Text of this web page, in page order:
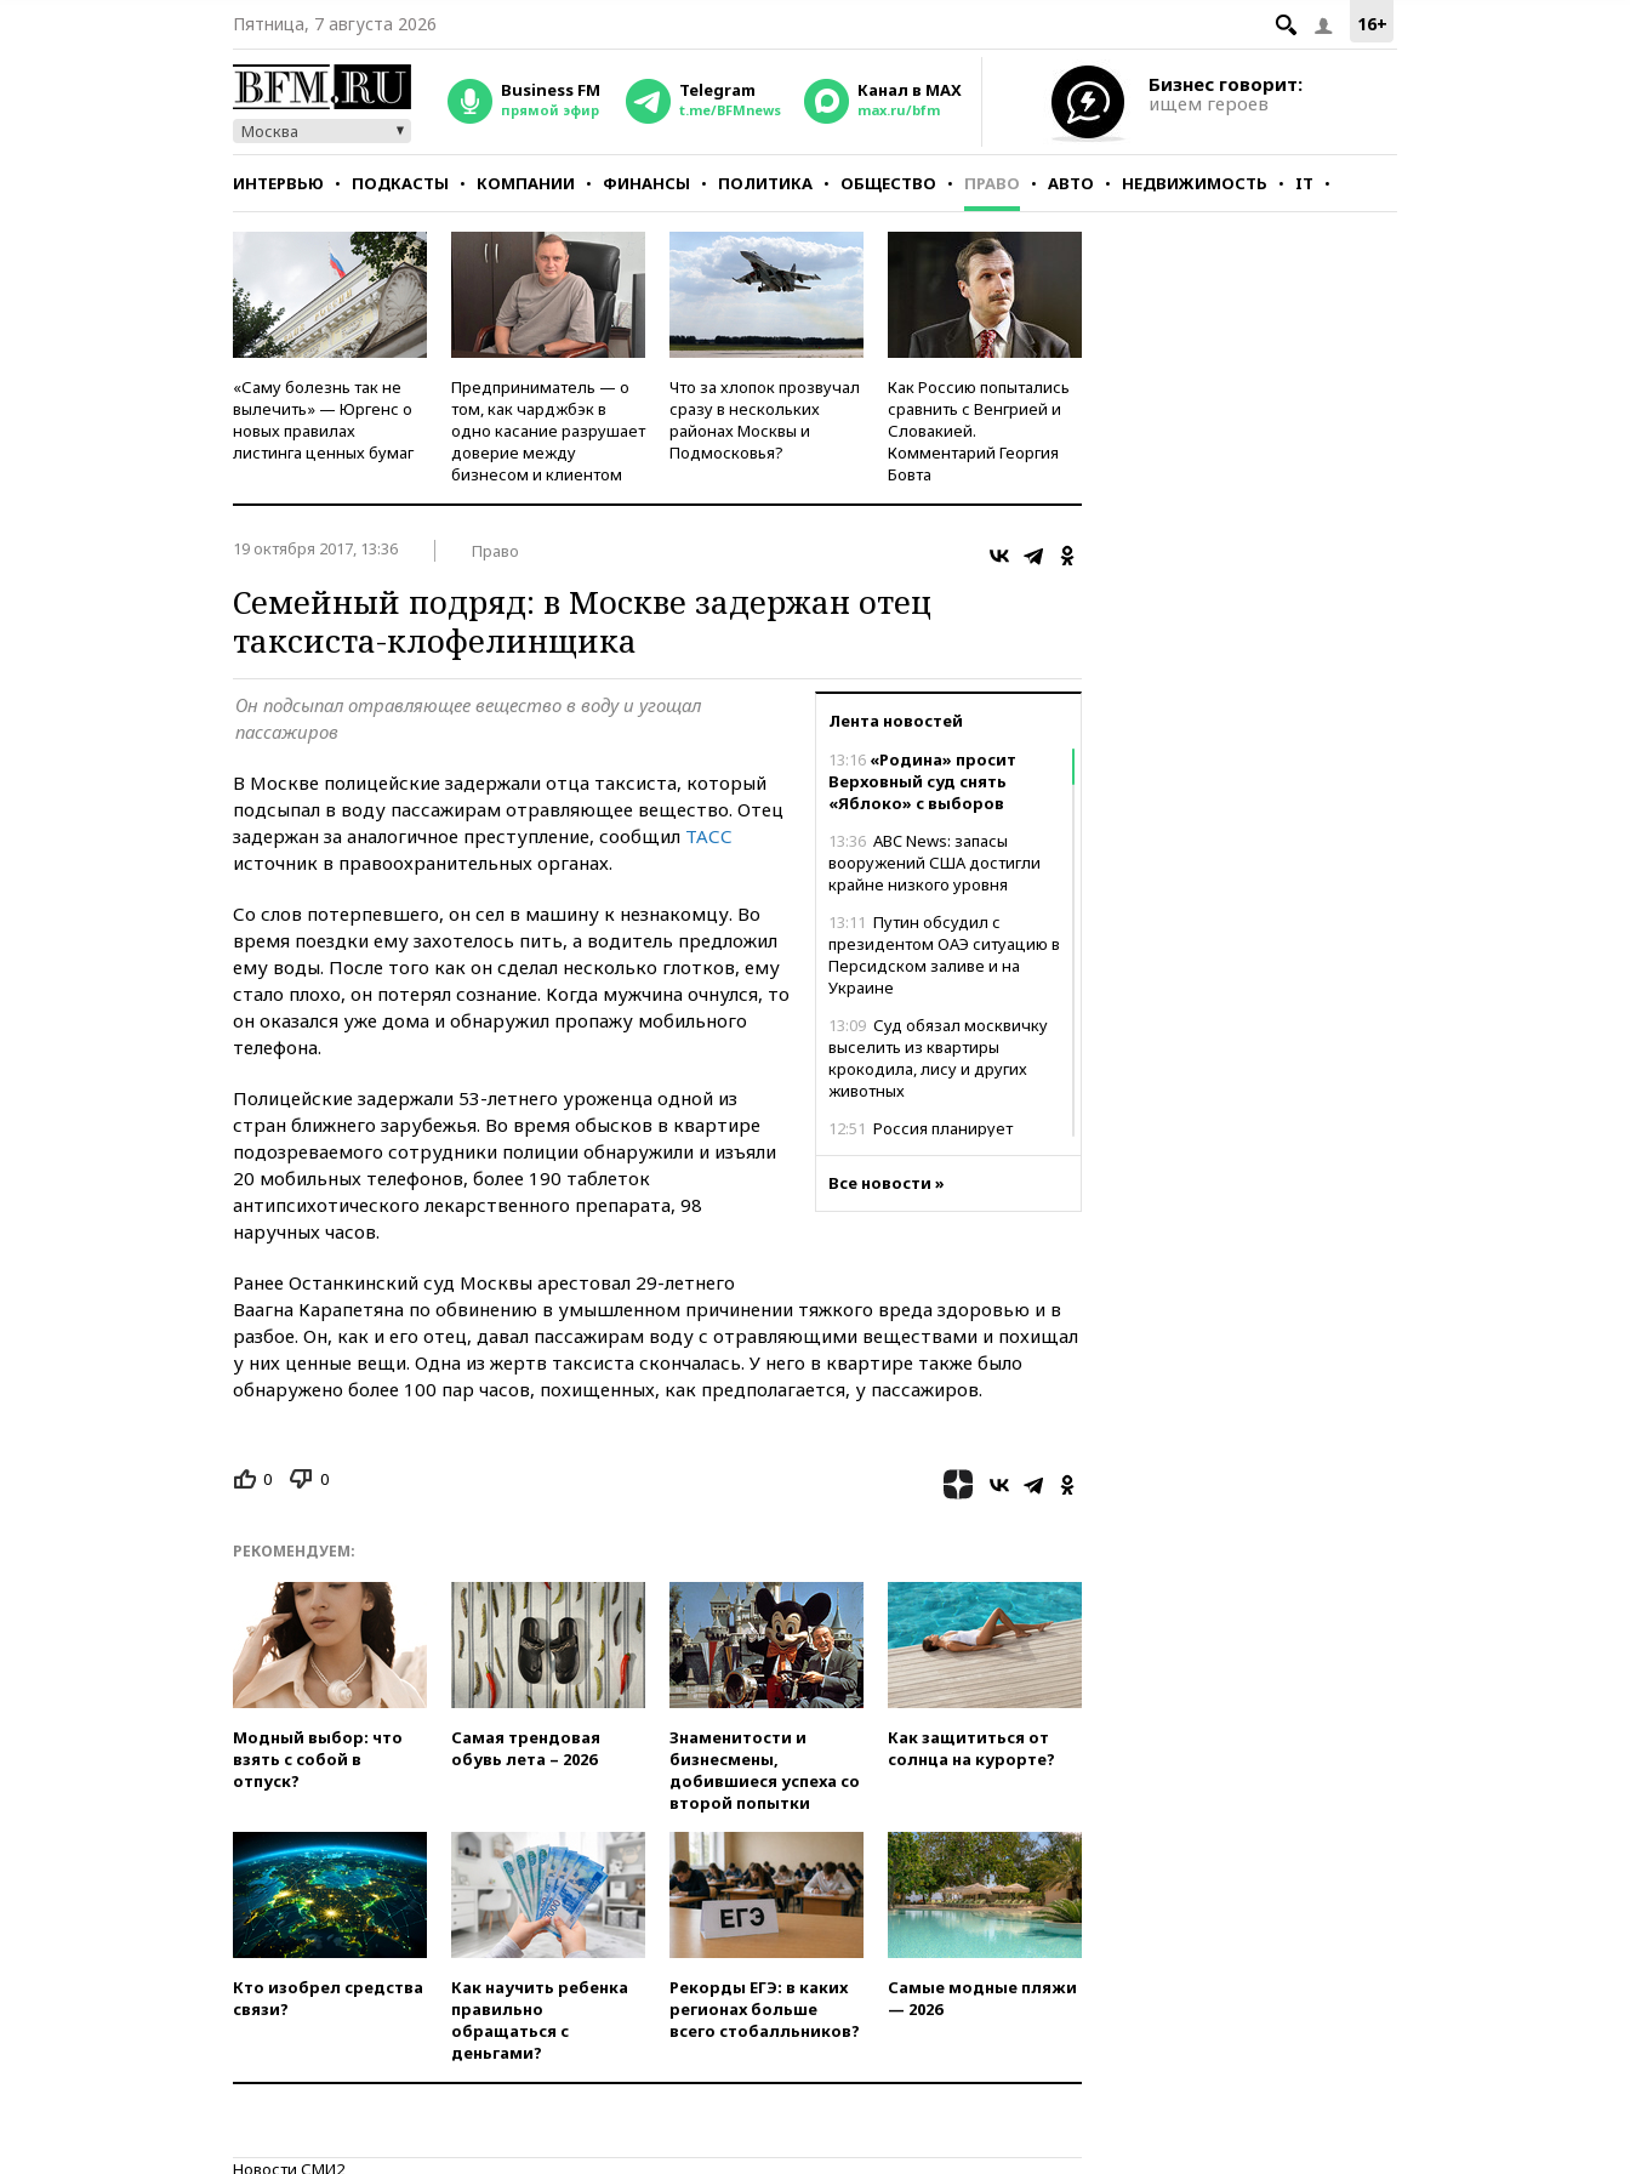
16+
Пятница, 7 августа 2026
Москва
Business FM
прямой эфир
Telegram
t.me/BFMnews
Канал в MAX
max.ru/bfm
Бизнес говорит:
ищем героев
ИНТЕРВЬЮ ПОДКАСТЫ КОМПАНИИ ФИНАНСЫ ПОЛИТИКА ОБЩЕСТВО ПРАВО АВТО НЕДВИЖИМОСТЬ IT
СТИЛЬ ТЕСТЫ
«Саму болезнь так не
вылечить» — Юргенс о
новых правилах
листинга ценных бумаг
Предприниматель — о
том, как чарджбэк в
одно касание разрушает
доверие между
бизнесом и клиентом
Что за хлопок прозвучал
сразу в нескольких
районах Москвы и
Подмосковья?
Как Россию попытались
сравнить с Венгрией и
Словакией.
Комментарий Георгия
Бовта
19 октября 2017, 13:36 Право
Семейный подряд: в Москве задержан отец
таксиста-клофелинщика
Лента новостей
13:16 «Родина» просит
Верховный суд снять
«Яблоко» с выборов
13:36 ABC News: запасы
вооружений США достигли
крайне низкого уровня
13:11 Путин обсудил с
президентом ОАЭ ситуацию в
Персидском заливе и на
Украине
13:09 Суд обязал москвичку
выселить из квартиры
крокодила, лису и других
животных
12:51 Россия планирует
Вьетнама
12:30Российские войска
взяли под контроль село
Анискино в Харьковской
области
11:48
Жители Москвы и
Подмосковья сообщили о
громких взрывах
11:41
ТПП предлагает
изменить процедуру
пострадавших от атак БПЛА
продавцов
запуск мессенджера на
«Госуслугах»
11:22
При стрельбе в школе в
Таиланде погибли пять
человек
заключить безвизовые
соглашения с Индонезией и
Малайзией
10:59Торговые центры и кафе
Все новости »
Он подсыпал отравляющее вещество в воду и угощал
пассажиров
В Москве полицейские задержали отца таксиста, который
подсыпал в воду пассажирам отравляющее вещество. Отец
задержан за аналогичное преступление, сообщил ТАСС
источник в правоохранительных органах.
Со слов потерпевшего, он сел в машину к незнакомцу. Во
время поездки ему захотелось пить, а водитель предложил
ему воды. После того как он сделал несколько глотков, ему
стало плохо, он потерял сознание. Когда мужчина очнулся, то
он оказался уже дома и обнаружил пропажу мобильного
телефона.
Полицейские задержали 53-летнего уроженца одной из
стран ближнего зарубежья. Во время обысков в квартире
подозреваемого сотрудники полиции обнаружили и изъяли
20 мобильных телефонов, более 190 таблеток
антипсихотического лекарственного препарата, 98
наручных часов.
Ранее Останкинский суд Москвы арестовал 29-летнего
Ваагна Карапетяна по обвинению в умышленном причинении тяжкого вреда здоровью и в
разбое. Он, как и его отец, давал пассажирам воду с отравляющими веществами и похищал
у них ценные вещи. Одна из жертв таксиста скончалась. У него в квартире также было
обнаружено более 100 пар часов, похищенных, как предполагается, у пассажиров.
0 0
РЕКОМЕНДУЕМ:
Модный выбор: что
взять с собой в
отпуск?
Самая трендовая
обувь лета – 2026
Знаменитости и
бизнесмены,
добившиеся успеха со
второй попытки
Как защититься от
солнца на курорте?
Кто изобрел средства
связи?
Как научить ребенка
правильно
обращаться с
деньгами?
Рекорды ЕГЭ: в каких
регионах больше
всего стобалльников?
Самые модные пляжи
— 2026
Новости СМИ2